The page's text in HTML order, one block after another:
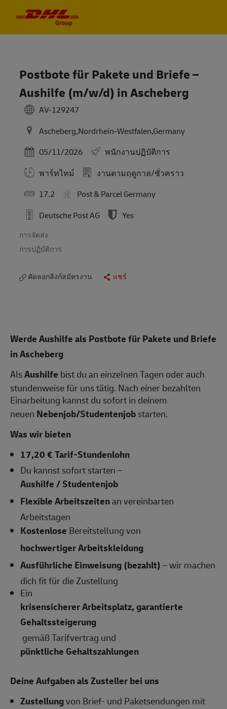
Postbote für Pakete und Briefe –
Aushilfe (m/w/d) in Ascheberg
AV-129247
Ascheberg,Nordrhein-Westfalen,Germany
Posted Date
05/11/2026
พนักงานปฏิบัติการ
พาร์ทไทม์
งานตามฤดูกาล/ชั่วคราว
17.2
Post & Parcel Germany
Deutsche Post AG
Yes
การจัดส่ง
การปฏิบัติการ
คัดลอกลิงก์สมัครงาน แชร์
Werde Aushilfe als Postbote für Pakete und Briefe
in Ascheberg
AlsAushilfe bist du an einzelnen Tagen oder auch
stundenweise für uns tätig. Nach einer bezahlten
Einarbeitung kannst du sofort in deinem
neuen Nebenjob/Studentenjobstarten.
Was wir bieten
17,20 € Tarif-Stundenlohn
Du kannst sofort starten –
Aushilfe / Studentenjob
Flexible Arbeitszeitenan vereinbarten
Arbeitstagen
Kostenlose Bereitstellung von
hochwertiger Arbeitskleidung
Ausführliche Einweisung (bezahlt)– wir machen
dich fit für die Zustellung
Ein
krisensicherer Arbeitsplatz, garantierte
Gehaltssteigerung
gemäß Tarifvertrag und
pünktliche Gehaltszahlungen
Deine Aufgaben als Zusteller bei uns
Zustellungvon Brief- und Paketsendungen mit